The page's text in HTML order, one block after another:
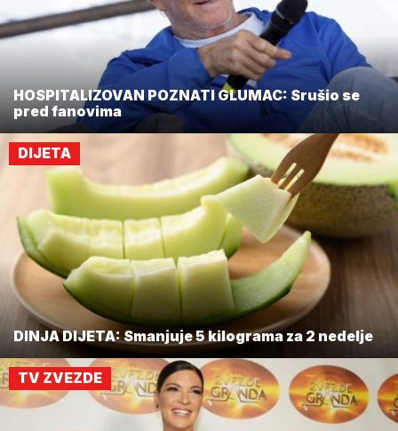
HOSPITALIZOVAN POZNATI GLUMAC: Srušio se
pred fanovima
DIJETA
DINJA DIJETA: Smanjuje 5 kilograma za 2 nedelje
TV ZVEZDE